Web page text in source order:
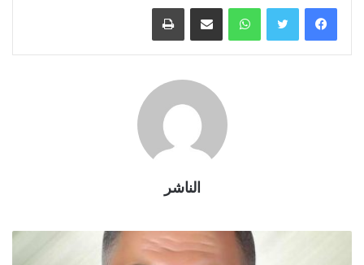
واتساب مشاركة عبر البريد طباعة
الناشر